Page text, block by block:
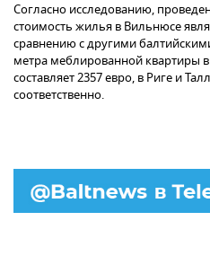
Согласно исследованию,
стоимость жилья в Вильнюсе
сравнению с другими
метра меблированной квартиры
составляет 2357 евро, в Риге и
соответственно.